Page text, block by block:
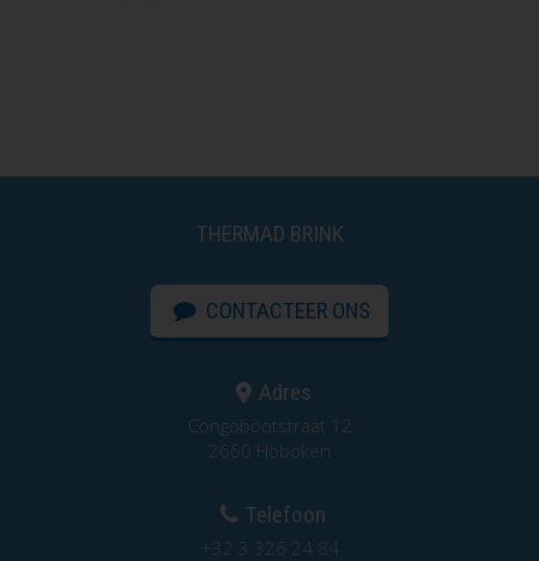
THERMAD BRINK
CONTACTEER ONS
Adres
Congobootstraat 12
2660 Hoboken
Telefoon
+32 3 326 24 84